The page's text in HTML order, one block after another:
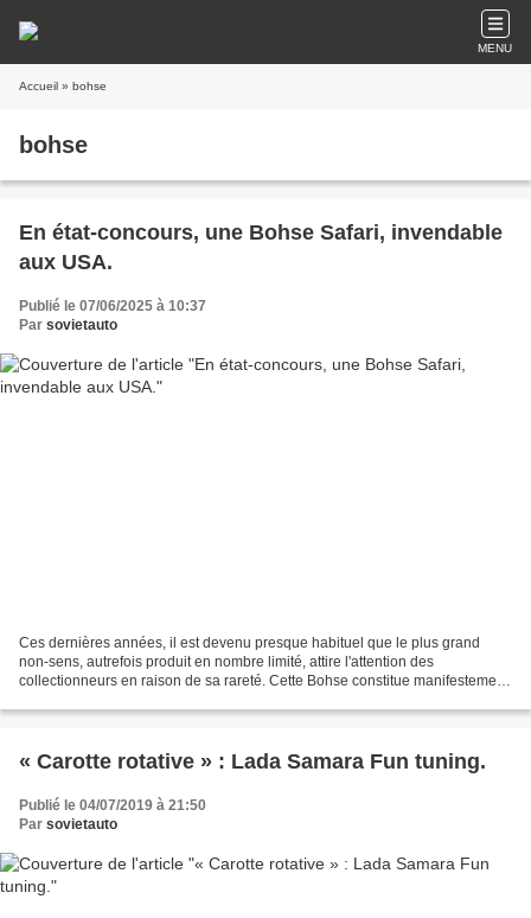
MENU
Accueil » bohse
bohse
En état-concours, une Bohse Safari, invendable
aux USA.
Publié le 07/06/2025 à 10:37
Par sovietauto
Ces dernières années, il est devenu presque habituel que le plus grand
non-sens, autrefois produit en nombre limité, attire l'attention des
collectionneurs en raison de sa rareté. Cette Bohse constitue manifestement
« Carotte rotative » : Lada Samara Fun tuning.
Publié le 04/07/2019 à 21:50
Par sovietauto